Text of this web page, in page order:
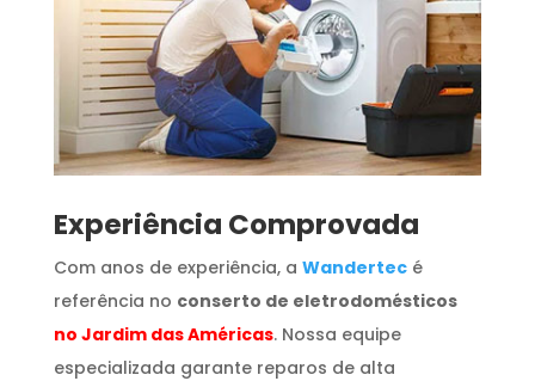
​Experiência Comprovada
Com anos de experiência, a Wandertecé
referência no conserto de eletrodomésticos
no Jardim das Américas. Nossa equipe
especializada garante reparos de alta